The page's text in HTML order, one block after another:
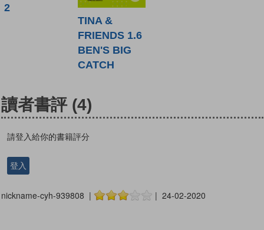
2
TINA &
FRIENDS 1.6
BEN'S BIG
CATCH
讀者書評 (4)
請登入給你的書籍評分
登入
nickname-cyh-939808 | | 24-02-2020